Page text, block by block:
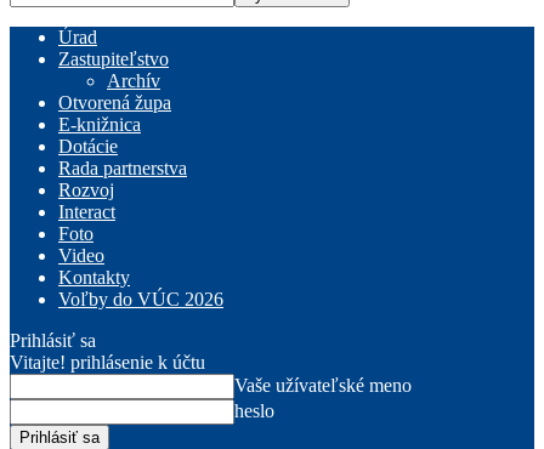
Úrad
Zastupiteľstvo
Archív
Otvorená župa
E-knižnica
Dotácie
Rada partnerstva
Rozvoj
Interact
Foto
Video
Kontakty
Voľby do VÚC 2026
Prihlásiť sa
Vitajte! prihlásenie k účtu
Vaše užívateľské meno
heslo